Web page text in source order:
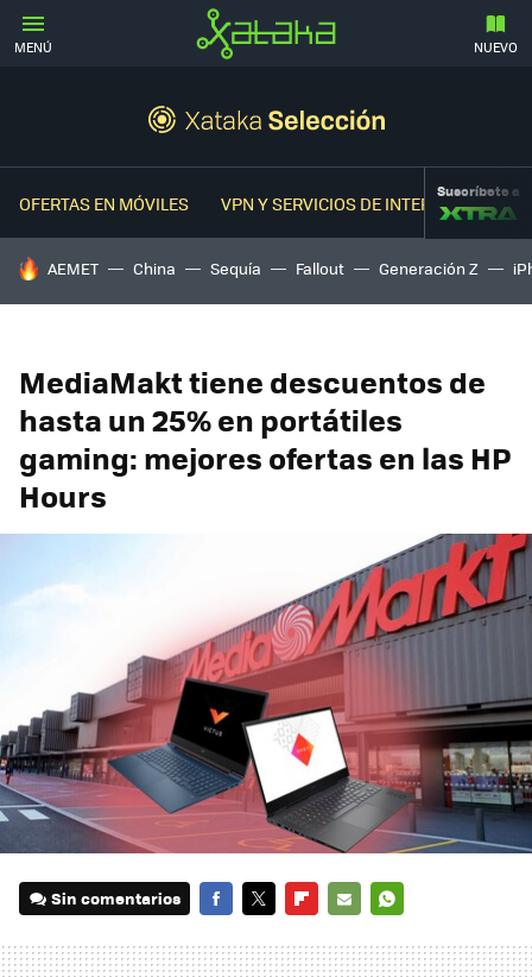
MENÚ NUEVO
OFERTAS EN MÓVILES VPN Y SERVICIOS DE INTERNETSuscríbete a
HOY SE HABLA DE
AEMET China Sequía Fallout Generación Z
MediaMakt tiene descuentos de
hasta un 25% en portátiles
gaming: mejores ofertas en las HP
Hours
Sin comentarios
MAIL